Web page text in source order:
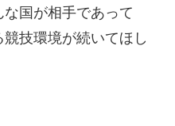
国が相手であって
技環境が続いてほし